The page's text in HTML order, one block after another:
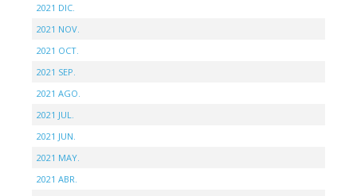
2021 DIC.
2021 NOV.
2021 OCT.
2021 SEP.
2021 AGO.
2021 JUL.
2021 JUN.
2021 MAY.
2021 ABR.